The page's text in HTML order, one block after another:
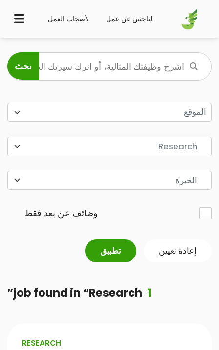
الباحثين عن عمل لأصحاب العمل
الموقع
Research
الخبرة
وظائف عن بعد فقط
إعادة تعيين تطبيق
1
job found in “Research
”
RESEARCH